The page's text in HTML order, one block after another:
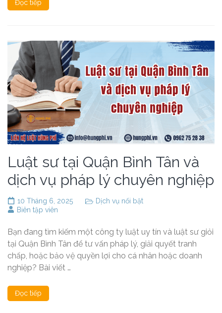
Đọc tiếp
Luật sư tại Quận Bình Tân và
dịch vụ pháp lý chuyên nghiệp
10 Tháng 6, 2025
Dịch vụ nổi bật
Biên tập viên
Bạn đang tìm kiếm một công ty luật uy tín và luật sư giỏi
tại Quận Bình Tân để tư vấn pháp lý, giải quyết tranh
chấp, hoặc bảo vệ quyền lợi cho cá nhân hoặc doanh
nghiệp? Bài viết …
Đọc tiếp